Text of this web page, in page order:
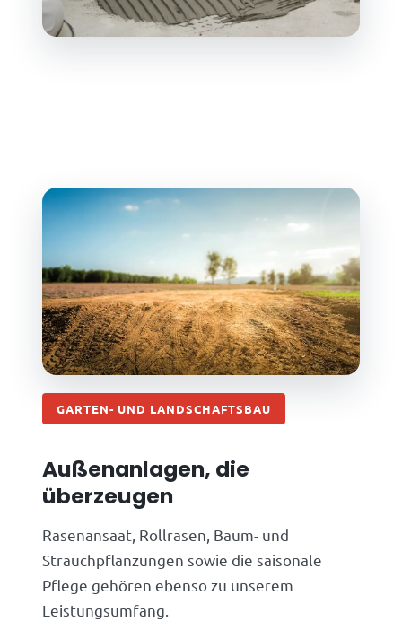
GARTEN- UND LANDSCHAFTSBAU
Außenanlagen, die
überzeugen
Rasenansaat, Rollrasen, Baum- und
Strauchpflanzungen sowie die saisonale
Pflege gehören ebenso zu unserem
Leistungsumfang.